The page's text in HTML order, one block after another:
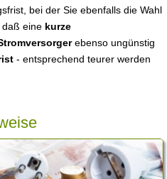
bei der Sie ebenfalls die Wahl
daß eine kurze
ebenso ungünstig
- entsprechend teurer werden